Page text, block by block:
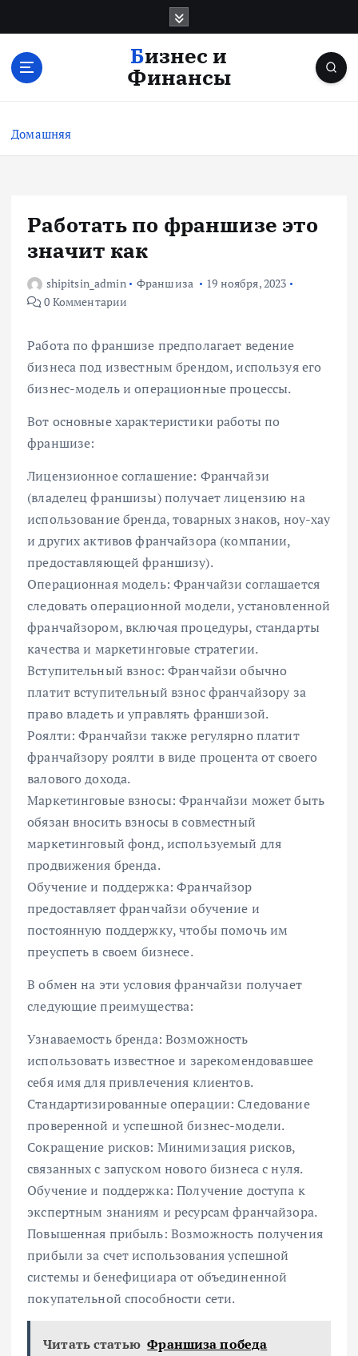
с
Бизнес и
Финансы
Домашняя
Работать по франшизе это
значит как
shipitsin_admin Франшиза
19 ноября, 2023
0 Комментарии
Работа по франшизе предполагает ведение
бизнеса под известным брендом, используя его
бизнес-модель и операционные процессы.
Вот основные характеристики работы по
франшизе:
Лицензионное соглашение: Франчайзи
(владелец франшизы) получает лицензию на
использование бренда, товарных знаков, ноу-хау
и других активов франчайзора (компании,
предоставляющей франшизу).
Операционная модель: Франчайзи соглашается
следовать операционной модели, установленной
франчайзором, включая процедуры, стандарты
качества и маркетинговые стратегии.
Вступительный взнос: Франчайзи обычно
платит вступительный взнос франчайзору за
право владеть и управлять франшизой.
Роялти: Франчайзи также регулярно платит
франчайзору роялти в виде процента от своего
валового дохода.
Маркетинговые взносы: Франчайзи может быть
обязан вносить взносы в совместный
маркетинговый фонд, используемый для
продвижения бренда.
Обучение и поддержка: Франчайзор
предоставляет франчайзи обучение и
постоянную поддержку, чтобы помочь им
преуспеть в своем бизнесе.
В обмен на эти условия франчайзи получает
следующие преимущества:
Узнаваемость бренда: Возможность
использовать известное и зарекомендовавшее
себя имя для привлечения клиентов.
Стандартизированные операции: Следование
проверенной и успешной бизнес-модели.
Сокращение рисков: Минимизация рисков,
связанных с запуском нового бизнеса с нуля.
Обучение и поддержка: Получение доступа к
экспертным знаниям и ресурсам франчайзора.
Повышенная прибыль: Возможность получения
прибыли за счет использования успешной
системы и бенефициара от объединенной
покупательной способности сети.
Читать статью Франшиза победа